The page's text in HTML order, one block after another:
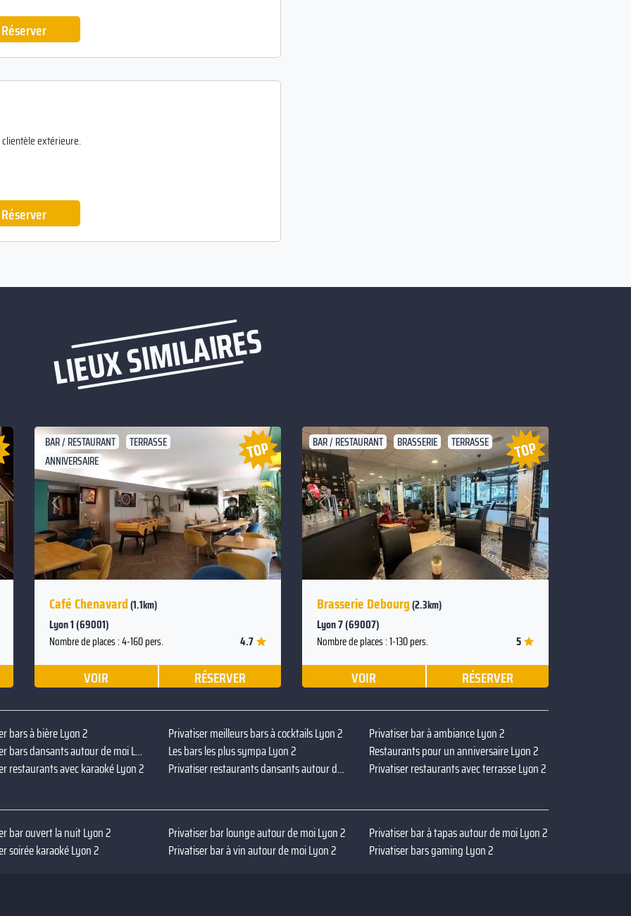
Réserver
extérieure.
Réserver
LIEUX SIMILAIRES
BAR / RESTAURANT
TERRASSE
ANNIVERSAIRE
Précédent
Suivant
Café Chenavard(1.1km)
Lyon 1 (69001)
Nombre de places : 4-160 pers. 4.7
VOIR RÉSERVER
BAR / RESTAURANT BRASSERIE TERRASSE
Précédent
Suivant
Brasserie Debourg(2.3km)
Lyon 7 (69007)
Nombre de places : 1-130 pers. 5
VOIR RÉSERVER
bars à bière Lyon 2 Privatiser meilleurs bars à cocktails Lyon 2
Privatiser bar à ambiance Lyon 2
Privatiser bars dansants autour de moi Lyon 2 Les bars les plus sympa Lyon 2
Restaurants pour un anniversaire Lyon 2
restaurants avec karaoké Lyon 2 Privatiser restaurants dansants autour de moi Lyon 2
Privatiser restaurants avec terrasse Lyon 2
bar ouvert la nuit Lyon 2 Privatiser bar lounge autour de moi Lyon 2
Privatiser bar à tapas autour de moi Lyon 2
soirée karaoké Lyon 2 Privatiser bar à vin autour de moi Lyon 2 Privatiser bars gaming Lyon 2